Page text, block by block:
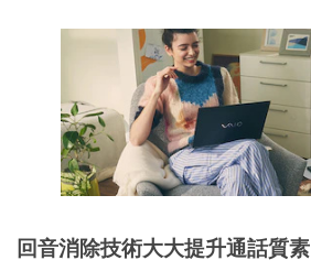
回音消除技術大大提升通話質素